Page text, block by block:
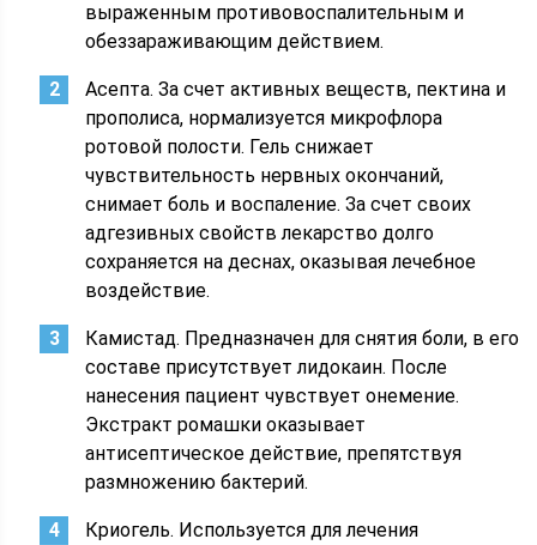
выраженным противовоспалительным и
обеззараживающим действием.
Асепта. За счет активных веществ, пектина и
прополиса, нормализуется микрофлора
ротовой полости. Гель снижает
чувствительность нервных окончаний,
снимает боль и воспаление. За счет своих
адгезивных свойств лекарство долго
сохраняется на деснах, оказывая лечебное
воздействие.
Камистад. Предназначен для снятия боли, в его
составе присутствует лидокаин. После
нанесения пациент чувствует онемение.
Экстракт ромашки оказывает
антисептическое действие, препятствуя
размножению бактерий.
Криогель. Используется для лечения